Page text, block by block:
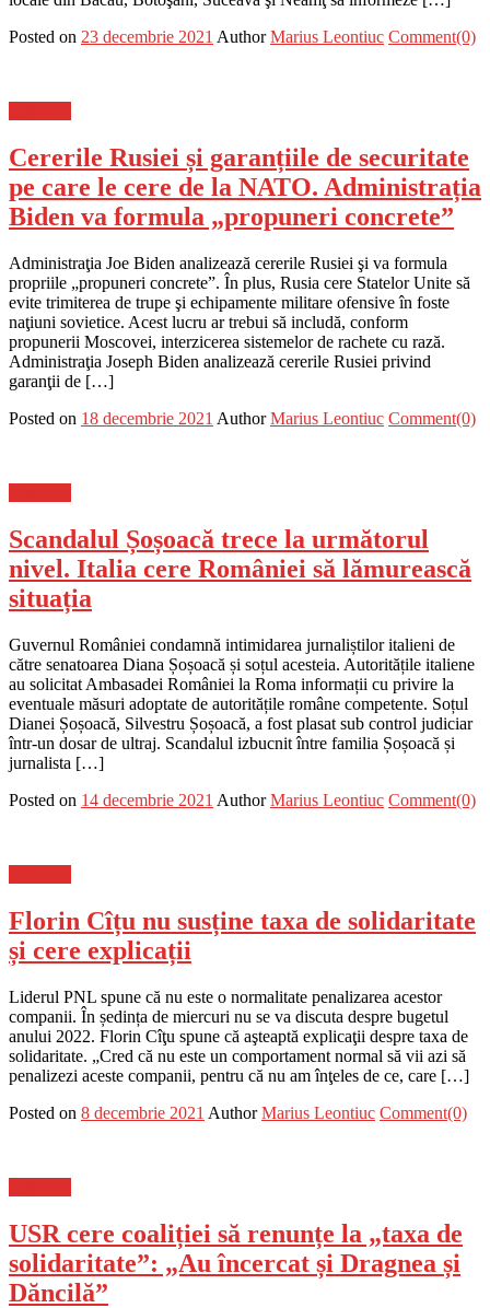
Posted on 23 decembrie 2021 Author Marius Leontiuc Comment(0)
Cererile Rusiei și garanțiile de securitate
pe care le cere de la NATO. Administrația
Biden va formula „propuneri concrete”
Administraţia Joe Biden analizează cererile Rusiei şi va formula
propriile „propuneri concrete”. În plus, Rusia cere Statelor Unite să
evite trimiterea de trupe şi echipamente militare ofensive în foste
naţiuni sovietice. Acest lucru ar trebui să includă, conform
propunerii Moscovei, interzicerea sistemelor de rachete cu rază.
Administraţia Joseph Biden analizează cererile Rusiei privind
garanţii de […]
Posted on 18 decembrie 2021 Author Marius Leontiuc Comment(0)
Scandalul Șoșoacă trece la următorul
nivel. Italia cere României să lămurească
situația
Guvernul României condamnă intimidarea jurnaliștilor italieni de
către senatoarea Diana Șoșoacă și soțul acesteia. Autoritățile italiene
au solicitat Ambasadei României la Roma informații cu privire la
eventuale măsuri adoptate de autoritățile române competente. Soțul
Dianei Șoșoacă, Silvestru Șoșoacă, a fost plasat sub control judiciar
într-un dosar de ultraj. Scandalul izbucnit între familia Șoșoacă și
jurnalista […]
Posted on 14 decembrie 2021 Author Marius Leontiuc Comment(0)
Florin Cîțu nu susține taxa de solidaritate
și cere explicații
Liderul PNL spune că nu este o normalitate penalizarea acestor
companii. În ședința de miercuri nu se va discuta despre bugetul
anului 2022. Florin Cîţu spune că aşteaptă explicaţii despre taxa de
solidaritate. „Cred că nu este un comportament normal să vii azi să
penalizezi aceste companii, pentru că nu am înţeles de ce, care […]
Posted on 8 decembrie 2021 Author Marius Leontiuc Comment(0)
USR cere coaliției să renunțe la „taxa de
solidaritate”: „Au încercat și Dragnea și
Dăncilă”